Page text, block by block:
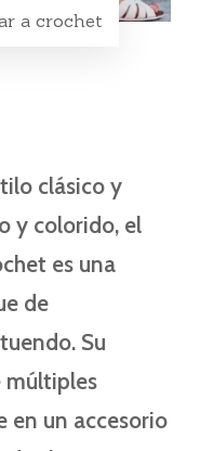
a crochet
clásico y
y colorido, el
es una
de
Su
múltiples
en un accesorio